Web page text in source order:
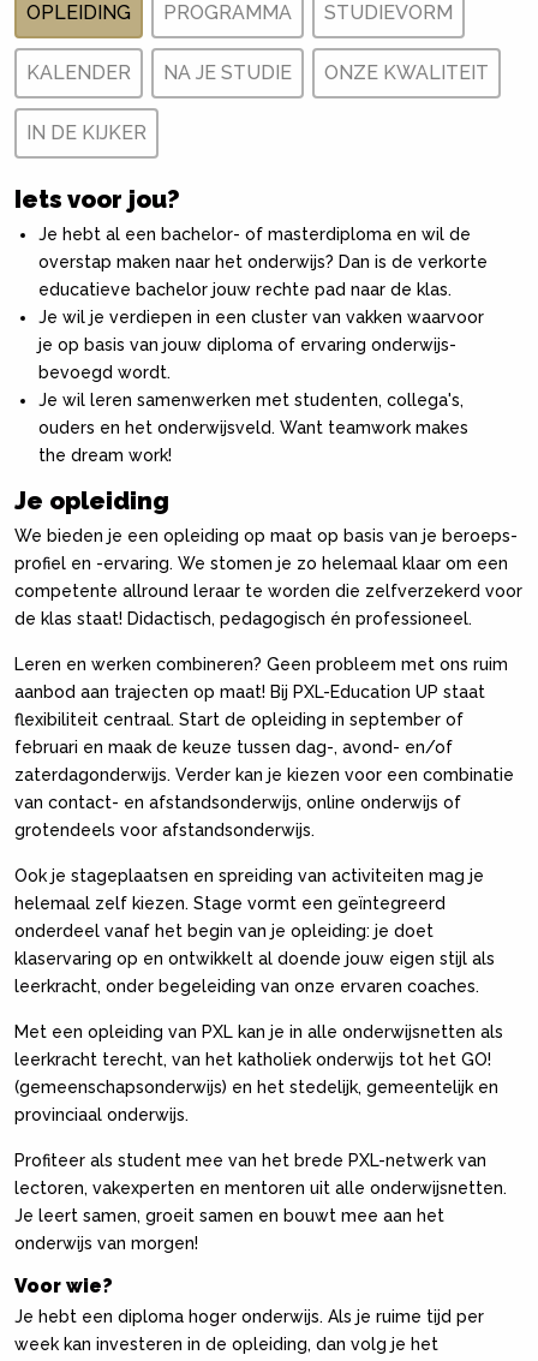
OPLEIDING PROGRAMMA STUDIEVORM
KALENDER NA JE STUDIE ONZE KWALITEIT
IN DE KIJKER
Iets voor jou?
Je hebt al een bachelor- of masterdiploma en wil de
overstap maken naar het onderwijs? Dan is de verkorte
educatieve bachelor jouw rechte pad naar de klas.
Je wil je verdiepen in een cluster van vakken waarvoor
je op basis van jouw diploma of ervaring onderwijs­
bevoegd wordt.
Je wil leren samenwerken met studenten, collega's,
ouders en het onderwijsveld. Want teamwork makes
the dream work!
Je opleiding
We bieden je een opleiding op maat op basis van je beroeps­
profiel en -ervaring. We stomen je zo helemaal klaar om een
competente allround leraar te worden die zelfverzekerd voor
de klas staat! Didactisch, pedagogisch én professioneel.
Leren en werken combineren? Geen probleem met ons ruim
aanbod aan trajecten op maat! Bij PXL-Education UP staat
flexibi­liteit centraal. Start de opleiding in september of
februari en maak de keuze tussen dag-, avond- en/of
zaterdagonderwijs. Verder kan je kiezen voor een combinatie
van contact- en afstands­onderwijs, online onderwijs of
grotendeels voor afstands­onderwijs.
Ook je stageplaatsen en spreiding van activiteiten mag je
helemaal zelf kiezen. Stage vormt een geïntegreerd
onderdeel vanaf het begin van je opleiding: je doet
klaservaring op en ont­wikkelt al doende jouw eigen stijl als
leerkracht, onder begelei­ding van onze ervaren coaches.
Met een opleiding van PXL kan je in alle onderwijsnetten als
leerkracht terecht, van het katholiek onderwijs tot het GO!
(gemeenschapsonderwijs) en het stedelijk, gemeentelijk en
provinciaal onderwijs.
Profiteer als student mee van het brede PXL-netwerk van
lectoren, vakexperten en mentoren uit alle onderwijsnetten.
Je leert samen, groeit samen en bouwt mee aan het
onderwijs van morgen!
Voor wie?
Je hebt een diploma hoger onderwijs. Als je ruime tijd per
week kan investeren in de opleiding, dan volg je het